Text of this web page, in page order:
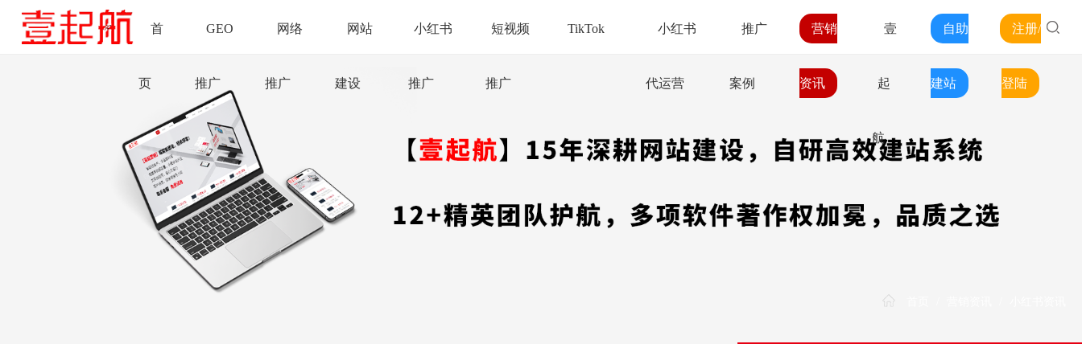
首
页
GEO
推广
网络
推广
网站
建设
小红书
推广
短视频
推广
TikTok 小红书
代运营
推广
案例
营销
资讯
壹
起
航
自助
建站
注册/
登陆